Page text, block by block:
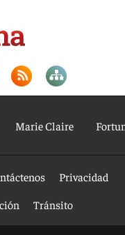
Marie Claire
Privacidad
Tránsito